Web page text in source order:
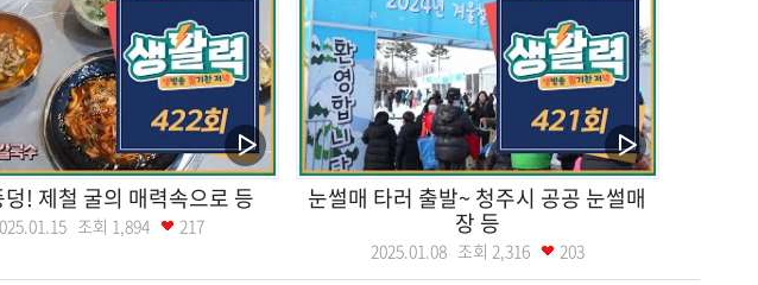
덩! 제철 굴의 매력속으로 등
조회 1,894 217
눈썰매 타러 출발~ 청주시 공공 눈썰매
장 등
2025.01.08 조회 2,316 203